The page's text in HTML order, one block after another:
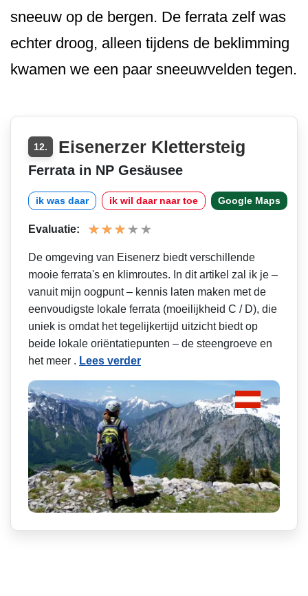
sneeuw op de bergen. De ferrata zelf was
echter droog, alleen tijdens de beklimming
kwamen we een paar sneeuwvelden tegen.
12. Eisenerzer Klettersteig
Ferrata in NP Gesäusee
ik was daar ik wil daar naar toe Google Maps
Evaluatie:
De omgeving van Eisenerz biedt verschillende
mooie ferrata's en klimroutes. In dit artikel zal ik je –
vanuit mijn oogpunt – kennis laten maken met de
eenvoudigste lokale ferrata (moeilijkheid C / D), die
uniek is omdat het tegelijkertijd uitzicht biedt op
beide lokale oriëntatiepunten – de steengroeve en
het meer . Lees verder